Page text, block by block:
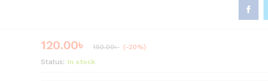
120.00৳ 150.00৳ (-20%)
Status: In stock